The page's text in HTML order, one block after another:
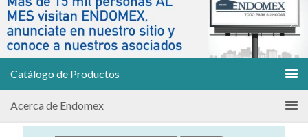
Catálogo de Productos
Acerca de Endomex